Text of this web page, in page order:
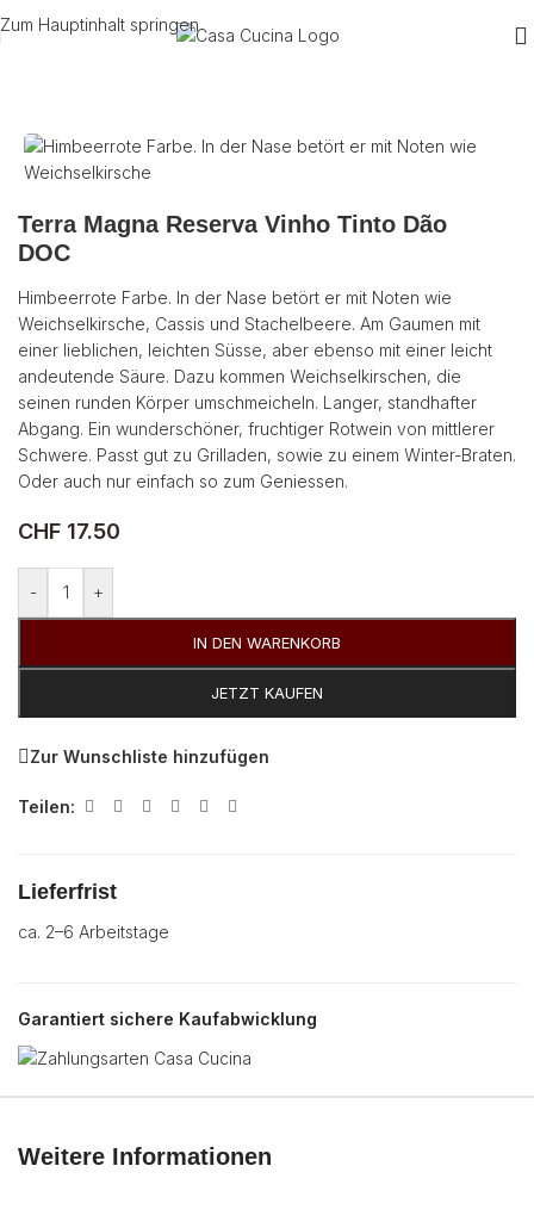
Zum Hauptinhalt springen
Terra Magna Reserva Vinho Tinto Dão
DOC
Himbeerrote Farbe. In der Nase betört er mit Noten wie
Weichselkirsche, Cassis und Stachelbeere. Am Gaumen mit
einer lieblichen, leichten Süsse, aber ebenso mit einer leicht
andeutende Säure. Dazu kommen Weichselkirschen, die
seinen runden Körper umschmeicheln. Langer, standhafter
Abgang. Ein wunderschöner, fruchtiger Rotwein von mittlerer
Schwere. Passt gut zu Grilladen, sowie zu einem Winter-Braten.
Oder auch nur einfach so zum Geniessen.
CHF 17.50
- +
IN DEN WARENKORB
JETZT KAUFEN
Zur Wunschliste hinzufügen
Teilen:
Lieferfrist
ca. 2–6 Arbeitstage
Garantiert sichere Kaufabwicklung
Weitere Informationen